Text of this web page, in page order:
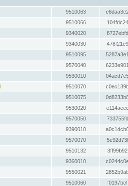
9510063
9510066
9340020
9340030
9510095
9570040
9530010
9510070
9510075
9530020
9570050
9390010
9570070
9510132
9360010
9550021
9510060